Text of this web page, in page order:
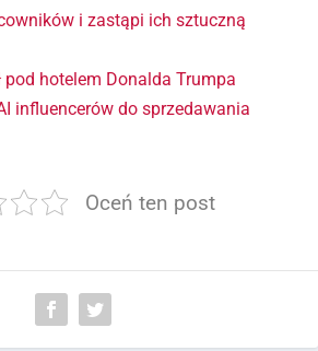
i zastąpi ich sztuczną
pod hotelem Donalda Trumpa
influencerów do sprzedawania
Oceń ten post